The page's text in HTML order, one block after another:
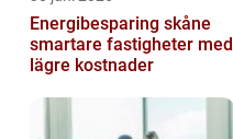
Energibesparing skåne
smartare fastigheter med
lägre kostnader